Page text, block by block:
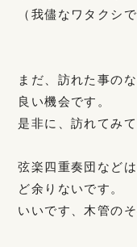
（我儘なワタクシで
まだ、訪れた事の
良い機会です。
是非に、訪れてみて
弦楽四重奏団など
ど余りないです。
いいです、木管の